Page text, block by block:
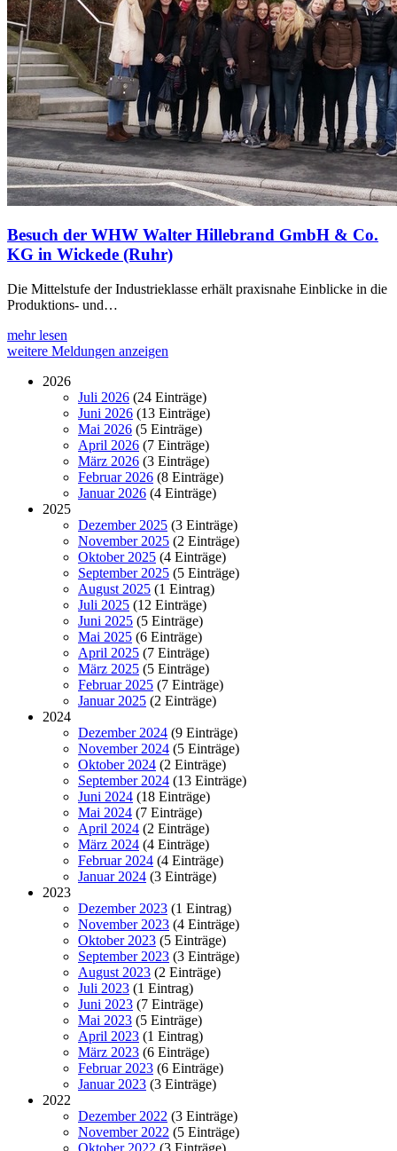
Besuch der WHW Walter Hillebrand GmbH & Co.
KG in Wickede (Ruhr)
Die Mittelstufe der Industrieklasse erhält praxisnahe Einblicke in die
Produktions- und…
mehr lesen
weitere Meldungen anzeigen
2026
Juli 2026 (24 Einträge)
Juni 2026 (13 Einträge)
Mai 2026 (5 Einträge)
April 2026 (7 Einträge)
März 2026 (3 Einträge)
Februar 2026 (8 Einträge)
Januar 2026 (4 Einträge)
2025
Dezember 2025 (3 Einträge)
November 2025 (2 Einträge)
Oktober 2025 (4 Einträge)
September 2025 (5 Einträge)
August 2025 (1 Eintrag)
Juli 2025 (12 Einträge)
Juni 2025 (5 Einträge)
Mai 2025 (6 Einträge)
April 2025 (7 Einträge)
März 2025 (5 Einträge)
Februar 2025 (7 Einträge)
Januar 2025 (2 Einträge)
2024
Dezember 2024 (9 Einträge)
November 2024 (5 Einträge)
Oktober 2024 (2 Einträge)
September 2024 (13 Einträge)
Juni 2024 (18 Einträge)
Mai 2024 (7 Einträge)
April 2024 (2 Einträge)
März 2024 (4 Einträge)
Februar 2024 (4 Einträge)
Januar 2024 (3 Einträge)
2023
Dezember 2023 (1 Eintrag)
November 2023 (4 Einträge)
Oktober 2023 (5 Einträge)
September 2023 (3 Einträge)
August 2023 (2 Einträge)
Juli 2023 (1 Eintrag)
Juni 2023 (7 Einträge)
Mai 2023 (5 Einträge)
April 2023 (1 Eintrag)
März 2023 (6 Einträge)
Februar 2023 (6 Einträge)
Januar 2023 (3 Einträge)
2022
Dezember 2022 (3 Einträge)
November 2022 (5 Einträge)
Oktober 2022 (3 Einträge)